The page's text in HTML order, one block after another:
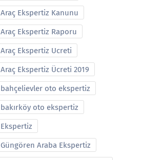
Araç Ekspertiz Kanunu
Araç Ekspertiz Raporu
Araç Ekspertiz Ucreti
Araç Ekspertiz Ücreti 2019
bahçelievler oto ekspertiz
bakırköy oto ekspertiz
Ekspertiz
Güngören Araba Ekspertiz